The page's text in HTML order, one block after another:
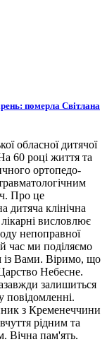
померла Світлана
обласної дитячої
60 році життя та
ортопедо-
Про це
дитяча клінічна
висловлює
непоправної
час ми поділяємо
із Вами. Віримо, що
Небесне.
залишиться
повідомленні.
з Кременеччини
рідним та
Вічна пам'ять.